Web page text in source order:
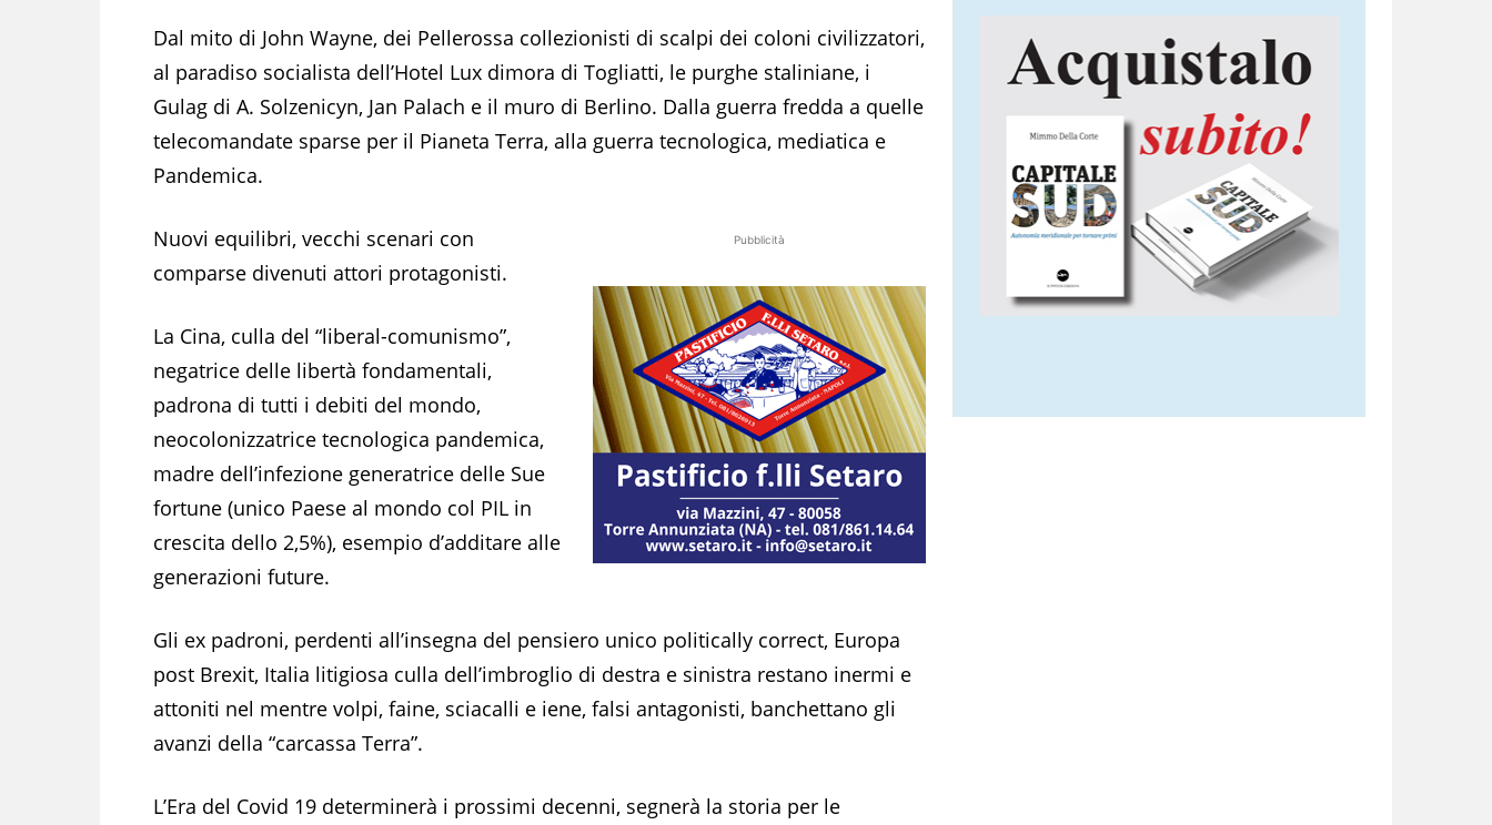
Dal mito di John Wayne, dei Pellerossa collezionisti di scalpi dei coloni civilizzatori,
al paradiso socialista dell’Hotel Lux dimora di Togliatti, le purghe staliniane, i
Gulag di A. Solzenicyn, Jan Palach e il muro di Berlino. Dalla guerra fredda a quelle
telecomandate sparse per il Pianeta Terra, alla guerra tecnologica, mediatica e
Pandemica.
Pubblicità
Nuovi equilibri, vecchi scenari con
comparse divenuti attori protagonisti.
La Cina, culla del “liberal-comunismo”,
negatrice delle libertà fondamentali,
padrona di tutti i debiti del mondo,
neocolonizzatrice tecnologica pandemica,
madre dell’infezione generatrice delle Sue
fortune (unico Paese al mondo col PIL in
crescita dello 2,5%), esempio d’additare alle
generazioni future.
Gli ex padroni, perdenti all’insegna del pensiero unico politically correct, Europa
post Brexit, Italia litigiosa culla dell’imbroglio di destra e sinistra restano inermi e
attoniti nel mentre volpi, faine, sciacalli e iene, falsi antagonisti, banchettano gli
avanzi della “carcassa Terra”.
L’Era del Covid 19 determinerà i prossimi decenni, segnerà la storia per le